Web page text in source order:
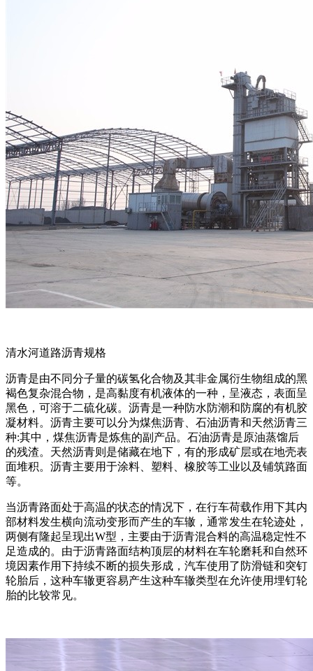
清水河道路沥青规格
沥青是由不同分子量的碳氢化合物及其非金属衍生物组成的黑
褐色复杂混合物，是高黏度有机液体的一种，呈液态，表面呈
黑色，可溶于二硫化碳。沥青是一种防水防潮和防腐的有机胶
凝材料。沥青主要可以分为煤焦沥青、石油沥青和天然沥青三
种:其中，煤焦沥青是炼焦的副产品。石油沥青是原油蒸馏后
的残渣。天然沥青则是储藏在地下，有的形成矿层或在地壳表
面堆积。沥青主要用于涂料、塑料、橡胶等工业以及铺筑路面
等。
当沥青路面处于高温的状态的情况下，在行车荷载作用下其内
部材料发生横向流动变形而产生的车辙，通常发生在轮迹处，
两侧有隆起呈现出W型，主要由于沥青混合料的高温稳定性不
足造成的。由于沥青路面结构顶层的材料在车轮磨耗和自然环
境因素作用下持续不断的损失形成，汽车使用了防滑链和突钉
轮胎后，这种车辙更容易产生这种车辙类型在允许使用埋钉轮
胎的比较常见。